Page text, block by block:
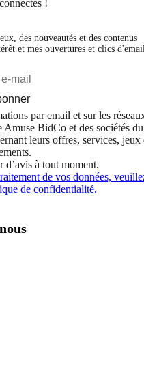
!
des nouveautés et des contenus
et mes ouvertures et clics
par email et sur les
BidCo et des sociétés du
leurs offres, services, jeux
d’avis à tout moment.
de vos données,
de confidentialité.